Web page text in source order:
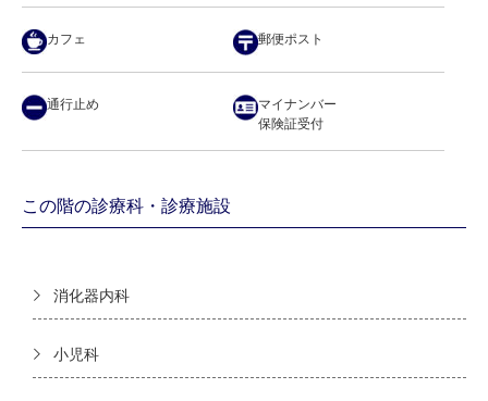
カフェ 郵便ポスト
通行止め
マイナンバー
保険証受付
この階の診療科・診療施設
消化器内科
小児科